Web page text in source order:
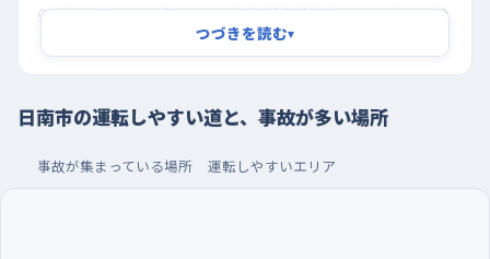
らになりやすい。戸高二丁目の江島橋交差点も同じで、南側に給
油所が二つ、北西にコンビニがあるため、店に入る車と出る車が
信号のない場所で行き来する。曲がってくる車を予測しながら、交
わる手前で一度速度を落とす癖をつけておくと安心だ。西弁分五
丁目のあたりは西へ向かってゆるやかに下っているので、下りの
勢いがついたまま交差点に入らないよう、坂の途中で早めにブレ
つづきを読む▾
日南市の運転しやすい道と、事故が多い場所
事故が集まっている場所 運転しやすいエリア